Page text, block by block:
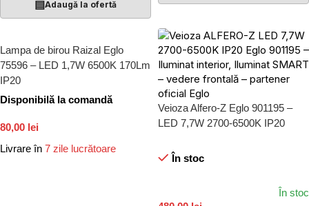
▤Adaugă la ofertă
Lampa de birou Raizal Eglo
75596 – LED 1,7W 6500K 170Lm
IP20
Disponibilă la comandă
80,00 lei
Livrare în 7 zile lucrătoare
Veioza Alfero-Z Eglo 901195 –
LED 7,7W 2700-6500K IP20
În stoc
În stoc